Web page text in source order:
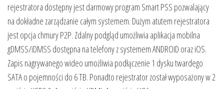
rejestratora dostępny jest darmowy program Smart PSS pozwalający
na dokładne zarządzanie całym systemem. Dużym atutem rejestratora
jest opcja chmury P2P. Zdalny podgląd umożliwia aplikacja mobilna
gDMSS/iDMSS dostępna na telefony z systemem ANDROID oraz iOS.
Zapis nagrywanego wideo umożliwia podłączenie 1 dysku twardego
SATA o pojemności do 6 TB. Ponadto rejestrator został wyposażony w 2